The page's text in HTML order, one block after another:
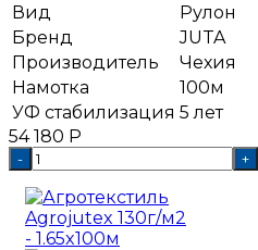
Вид
Рулон
Бренд
JUTA
Производитель
Чехия
Намотка
100м
УФ стабилизация 5 лет
54 180 Р
- +